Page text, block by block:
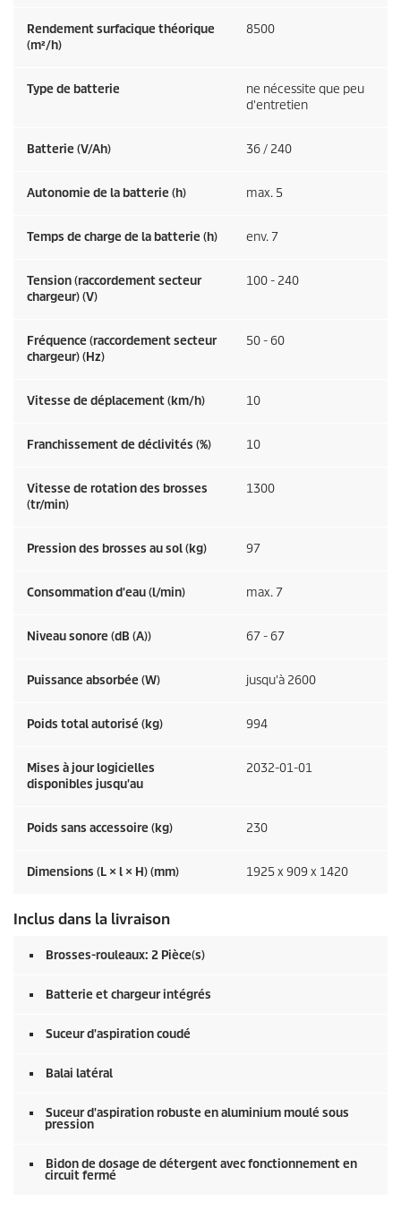
Rendement surfacique théorique
(m²/h)
8500
Type de batterie
ne nécessite que peu
d'entretien
Batterie (V/Ah) 36 / 240
Autonomie de la batterie (h) max. 5
Temps de charge de la batterie (h) env. 7
Tension (raccordement secteur
chargeur) (V)
100 - 240
Fréquence (raccordement secteur
chargeur) (Hz)
50 - 60
Vitesse de déplacement (km/h) 10
Franchissement de déclivités (%) 10
Vitesse de rotation des brosses
(tr/min)
1300
Pression des brosses au sol (kg) 97
Consommation d'eau (l/min) max. 7
Niveau sonore (dB (A)) 67 - 67
Puissance absorbée (W) jusqu'à 2600
Poids total autorisé (kg) 994
Mises à jour logicielles
disponibles jusqu'au
2032-01-01
Poids sans accessoire (kg) 230
Dimensions (L × l × H) (mm) 1925 x 909 x 1420
Inclus dans la livraison
Brosses-rouleaux: 2 Pièce(s)
Batterie et chargeur intégrés
Suceur d'aspiration coudé
Balai latéral
Suceur d'aspiration robuste en aluminium moulé sous
pression
Bidon de dosage de détergent avec fonctionnement en
circuit fermé